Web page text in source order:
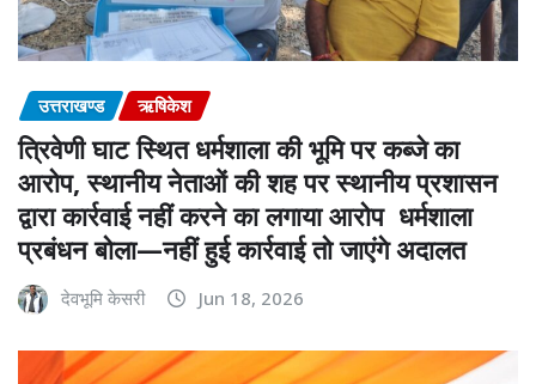
उत्तराखण्ड ऋषिकेश
त्रिवेणी घाट स्थित धर्मशाला की भूमि पर कब्जे का
आरोप, स्थानीय नेताओं की शह पर स्थानीय प्रशासन
द्वारा कार्रवाई नहीं करने का लगाया आरोप धर्मशाला
प्रबंधन बोला—नहीं हुई कार्रवाई तो जाएंगे अदालत
देवभूमि केसरी Jun 18, 2026